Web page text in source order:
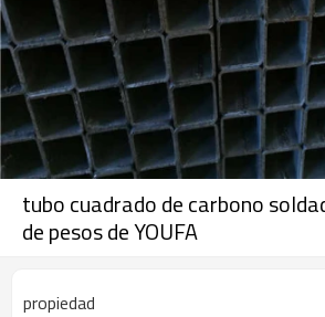
tubo cuadrado de carbono
de pesos de YOUFA
propiedad